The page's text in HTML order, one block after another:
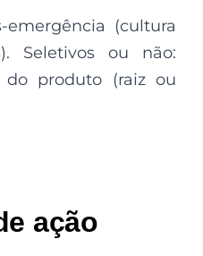
emergência (cultura
Seletivos ou não:
do produto (raiz ou
ação